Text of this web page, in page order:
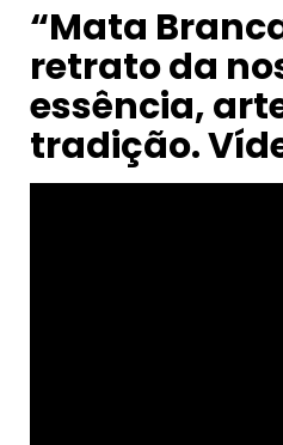
“Mata
retrato da
essência,
tradição.